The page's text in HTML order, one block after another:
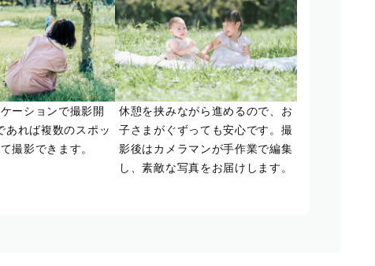
ーションで撮影開
あれば複数のスポッ
撮影できます。
休憩を挟みながら進めるので、お
子さまがぐずっても安心です。撮
影後はカメラマンが手作業で編集
し、素敵な写真をお届けします。